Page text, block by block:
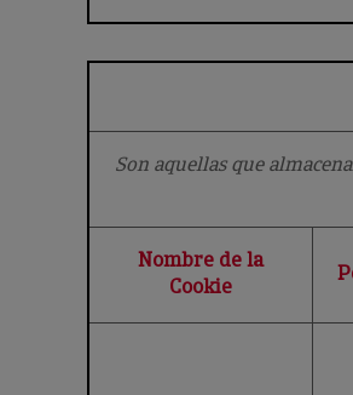
Son aquellas que
Nombre de la
Cookie